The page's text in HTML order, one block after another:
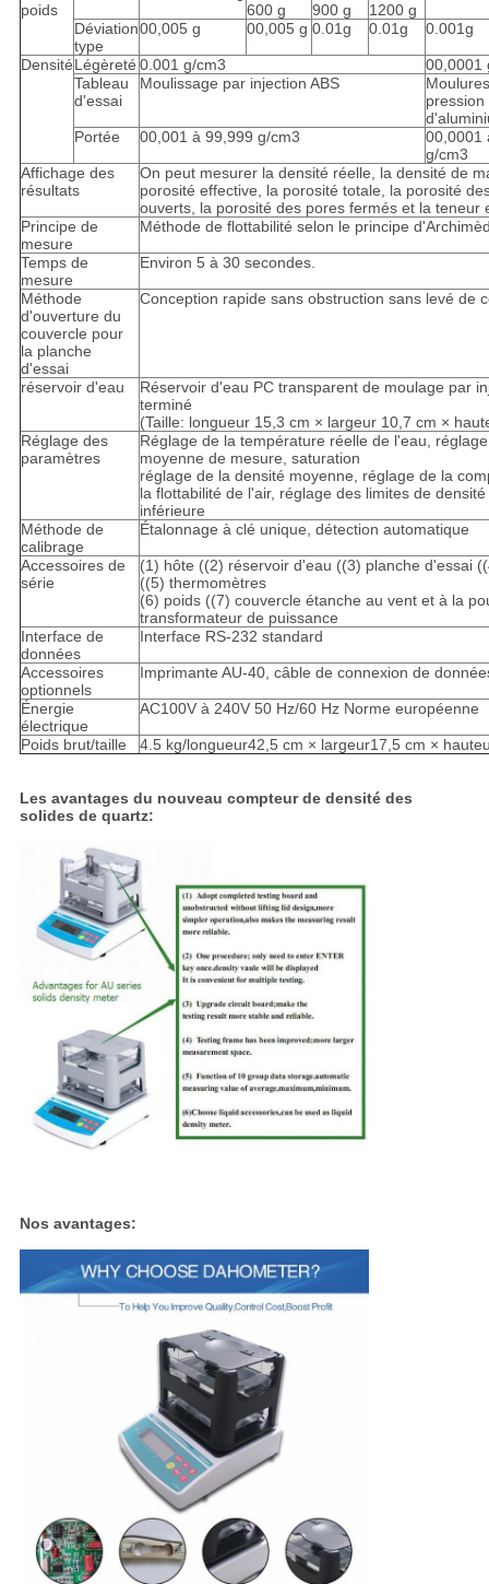
poids
600 g
900 g
1200 g
Déviation
type
00,005 g 00,005 g 0.01g 0.01g 0.001g
DensitéLégèreté 0.001 g/cm3
00,0001
Tableau
d'essai
Moulissage par injection ABS
pression
Portée
00,001 à 99,999 g/cm3
00,0001
g/cm3
Affichage des
résultats
On peut mesurer la densité réelle, la densité de
porosité effective, la porosité totale, la porosité
ouverts, la porosité des pores fermés et la teneur
Principe de
mesure
Méthode de flottabilité selon le principe
Temps de
mesure
Environ 5 à 30 secondes.
Méthode
d'ouverture du
couvercle pour
la planche
d'essai
Conception rapide sans obstruction sans levé de
réservoir d'eau
Réservoir d'eau PC transparent de moulage par
terminé
(Taille: longueur 15,3 cm × largeur 10,7 cm ×
Réglage des
paramètres
Réglage de la température réelle de l'eau,
moyenne de mesure, saturation
réglage de la densité moyenne, réglage de la
la flottabilité de l'air, réglage des limites de
inférieure
Méthode de
calibrage
Étalonnage à clé unique, détection automatique
Accessoires de
série
(1) hôte ((2) réservoir d'eau ((3) planche d'essai
((5) thermomètres
(6) poids ((7) couvercle étanche au vent et à la
transformateur de puissance
Interface de
données
Interface RS-232 standard
Accessoires
optionnels
Imprimante AU-40, câble de connexion de
Énergie
électrique
AC100V à 240V 50 Hz/60 Hz Norme européenne
Poids brut/taille 4.5 kg/longueur42,5 cm × largeur17,5 cm ×
Les avantages du nouveau compteur de densité des
solides de quartz:
Nos avantages: